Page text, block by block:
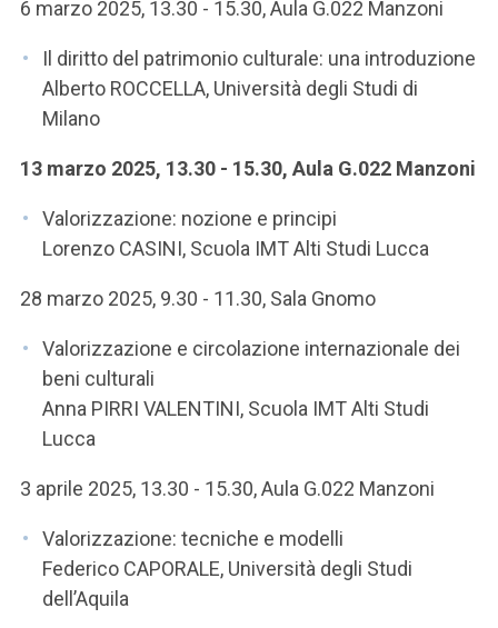
SEI UN DOCENTE O UN MEMBRO DELLO STAFF
ACCEDI A CLOUDMAIL
6 marzo 2025, 13.30 - 15.30, Aula G.022 Manzoni
Il diritto del patrimonio culturale: una introduzione
Alberto ROCCELLA, Università degli Studi di
Milano
13 marzo 2025, 13.30 - 15.30, Aula G.022 Manzoni
Valorizzazione: nozione e principi
Lorenzo CASINI, Scuola IMT Alti Studi Lucca
28 marzo 2025, 9.30 - 11.30, Sala Gnomo
Valorizzazione e circolazione internazionale dei
beni culturali
Anna PIRRI VALENTINI, Scuola IMT Alti Studi
Lucca
3 aprile 2025, 13.30 - 15.30, Aula G.022 Manzoni
Valorizzazione: tecniche e modelli
Federico CAPORALE, Università degli Studi
dell’Aquila